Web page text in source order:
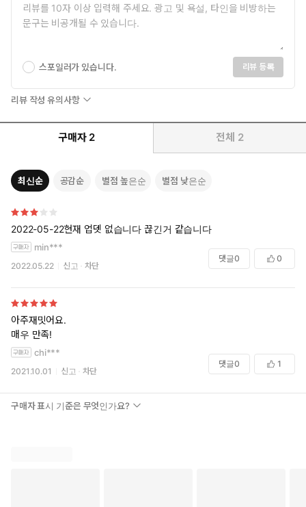
스포일러가 있습니다. 리뷰 등록
리뷰 작성 유의사항
구매자 2 전체 2
최신순 공감순 별점 높은순 별점 낮은순
2022-05-22현재 업뎃 없습니다 끊긴거 같습니다
min***
2022.05.22 신고 차단
댓글0 0
아주재밋어요.
매우 만족!
chi***
2021.10.01 신고 차단
댓글0 1
구매자 표시 기준은 무엇인가요?